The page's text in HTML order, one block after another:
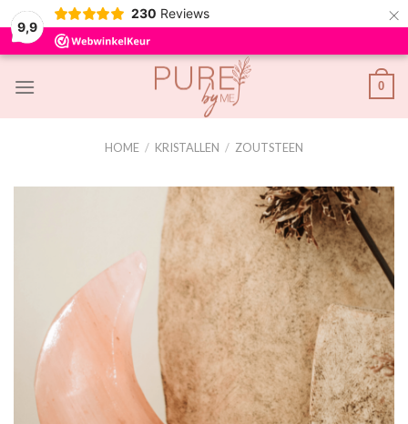
9,9
230 Reviews ×
Skip
0
HOME / KRISTALLEN / ZOUTSTEEN